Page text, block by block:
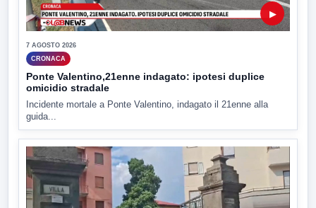
▶
7 AGOSTO 2026
CRONACA
Ponte Valentino,21enne indagato: ipotesi duplice
omicidio stradale
Incidente mortale a Ponte Valentino, indagato il 21enne alla
guida...